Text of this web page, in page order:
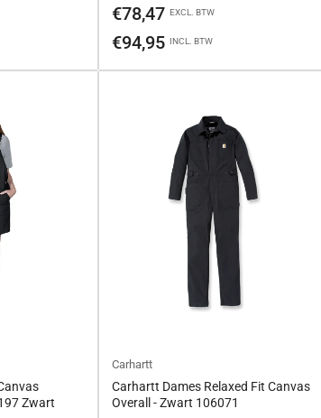
prijs
€78,47 EXCL. BTW
€94,95 INCL. BTW
Zwart
Carhartt
Carhartt Dames Relaxed Fit Canvas
Overall - Zwart 106071